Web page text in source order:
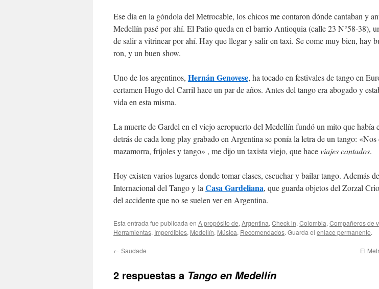
Ese día en la góndola del Metrocable, los chicos me contaron dónde cantaban y
Medellín pasé por ahí. El Patio queda en el barrio Antioquia (calle 23 N°58-38),
de salir a vitrinear por ahí. Hay que llegar y salir en taxi. Se come muy bien, hay
ron, y un buen show.
Uno de los argentinos, Hernán Genovese, ha tocado en festivales de tango en
certamen Hugo del Carril hace un par de años. Antes del tango era abogado y
vida en esta misma.
La muerte de Gardel en el viejo aeropuerto del Medellín fundó un mito que había
detrás de cada long play grabado en Argentina se ponía la letra de un tango: «Nos
mazamorra, fríjoles y tango» , me dijo un taxista viejo, que haceviajes cantados.
Hoy existen varios lugares donde tomar clases, escuchar y bailar tango. Además
Internacional del Tango y la Casa Gardeliana, que guarda objetos del Zorzal
del accidente que no se suelen ver en Argentina.
Esta entrada fue publicada en A propósito de, Argentina, Check in, Colombia, Compañeros de
Herramientas, Imperdibles, Medellín, Música, Recomendados. Guarda el enlace permanente.
← Saudade El
2 respuestas a Tango en Medellín